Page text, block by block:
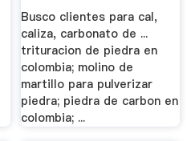
Busco clientes para cal,
caliza, carbonato de ...
trituracion de piedra en
colombia; molino de
martillo para pulverizar
piedra; piedra de carbon en
colombia; ...